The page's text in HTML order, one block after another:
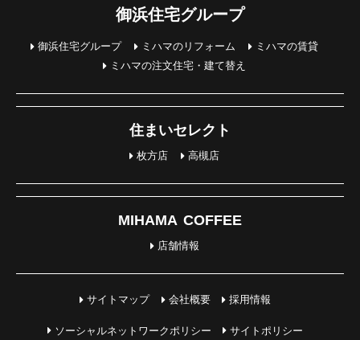
御浜住宅グループ
御浜住宅グループ ミハマのリフォーム
ミハマの賃貸
ミハマの注文住宅・建て替え
住まいセレクト
枚方店 高槻店
MIHAMA COFFEE
店舗情報
サイトマップ 会社概要 採用情報
ソーシャルネットワークポリシー サイトポリシー